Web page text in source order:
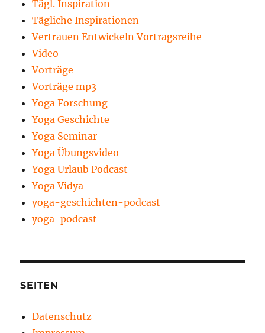
Tägl. Inspiration
Tägliche Inspirationen
Vertrauen Entwickeln Vortragsreihe
Video
Vorträge
Vorträge mp3
Yoga Forschung
Yoga Geschichte
Yoga Seminar
Yoga Übungsvideo
Yoga Urlaub Podcast
Yoga Vidya
yoga-geschichten-podcast
yoga-podcast
SEITEN
Datenschutz